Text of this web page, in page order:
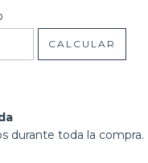
CALCULAR
durante toda la compra.